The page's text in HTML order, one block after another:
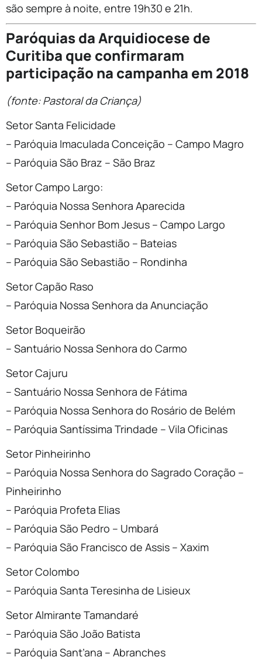
são sempre à noite, entre 19h30 e 21h.
Paróquias da Arquidiocese de
Curitiba que confirmaram
participação na campanha em 2018
(fonte: Pastoral da Criança)
Setor Santa Felicidade
– Paróquia Imaculada Conceição – Campo Magro
– Paróquia São Braz – São Braz
Setor Campo Largo:
– Paróquia Nossa Senhora Aparecida
– Paróquia Senhor Bom Jesus – Campo Largo
– Paróquia São Sebastião – Bateias
– Paróquia São Sebastião – Rondinha
Setor Capão Raso
– Paróquia Nossa Senhora da Anunciação
Setor Boqueirão
– Santuário Nossa Senhora do Carmo
Setor Cajuru
– Santuário Nossa Senhora de Fátima
– Paróquia Nossa Senhora do Rosário de Belém
– Paróquia Santíssima Trindade – Vila Oficinas
Setor Pinheirinho
– Paróquia Nossa Senhora do Sagrado Coração –
Pinheirinho
– Paróquia Profeta Elias
– Paróquia São Pedro – Umbará
– Paróquia São Francisco de Assis – Xaxim
Setor Colombo
– Paróquia Santa Teresinha de Lisieux
Setor Almirante Tamandaré
– Paróquia São João Batista
– Paróquia Sant’ana – Abranches